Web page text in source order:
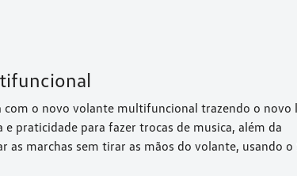
com o novo volante multifuncional trazendo o novo
e praticidade para fazer trocas de musica, além da
as marchas sem tirar as mãos do volante, usando